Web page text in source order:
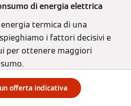
offerta indicativa
di energia elettrica
termica di una
i fattori decisivi e
per ottenere maggiori